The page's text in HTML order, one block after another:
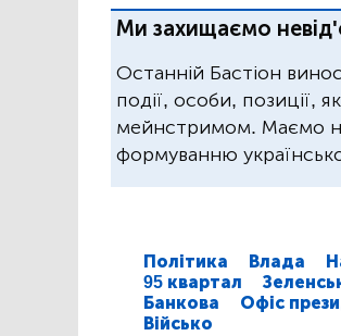
Ми захищаємо
Останній Бастіон
події, особи, позиції,
мейнстримом. Маємо
формуванню
Політика Влада
95 квартал
Банкова
Офіс
Військо